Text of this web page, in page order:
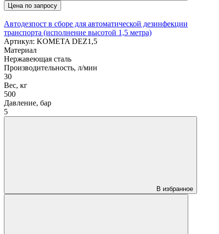
Цена по запросу
Автодезпост в сборе для автоматической дезинфекции
транспорта (исполнение высотой 1,5 метра)
Артикул: KOMETA DEZ1,5
Материал
Нержавеющая сталь
Производительность, л/мин
30
Вес, кг
500
Давление, бар
5
В избранное